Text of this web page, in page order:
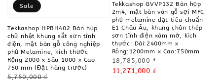
Sale
Tekkashop HPBH402 Bàn họp
chữ nhật khung sắt sơn tĩnh
điện, mặt bàn gỗ công nghiệp
phủ Melamine, kích thước
Rộng 2000 x Sâu 1000 x Cao
750 mm (Đặt hàng trước)
Regular
5,750,000 ₫
Tekkashop GVVP132 Bàn họp
2m4, mặt bàn ván gỗ sợi MFC
phủ melamine đạt tiêu chuẩn
E1 Châu Âu, khung chân thép
sơn tĩnh điện xám mờ, kích
thước: Dài:2400mm x
Rộng:1200mm x Cao:750mm
Regular
price
18,785,000 ₫
Sale
11,271,000 ₫